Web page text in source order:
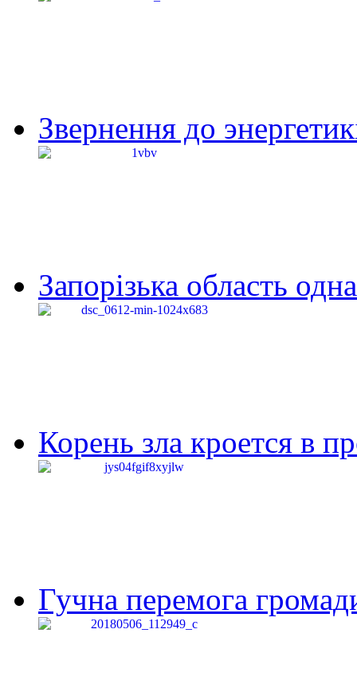
Звернення до
Запорізька область
Корень зла кроется в
Гучна перемога